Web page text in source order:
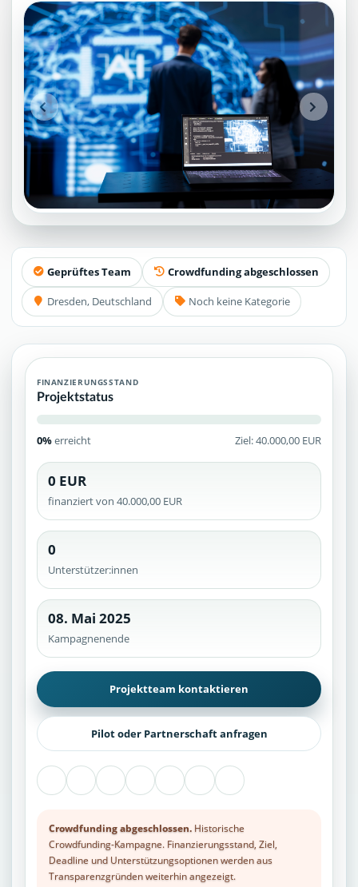
Projektteam: SupraTix GmbH.
Historischer Finanzierungsstand: 0 EUR von 40.000,00 EUR.
Unterstützer:innen: 0. Erreicht: 0 Prozent.
Historisch veröffentlichte Unterstützungsoptionen: 4.
Öffentliche FAQ-Einträge: 9.
Aktiver Seitenabschnitt: faq.
Qualitätssicherung: Kanonische URL, Robots-Angaben,
Geprüftes Team Crowdfunding abgeschlossen
Dresden, Deutschland Noch keine Kategorie
FINANZIERUNGSSTAND
Projektstatus
0%erreicht Ziel: 40.000,00 EUR
0 EUR
finanziert von 40.000,00 EUR
0
Unterstützer:innen
08. Mai 2025
Kampagnenende
Projektteam kontaktieren
Pilot oder Partnerschaft anfragen
Crowdfunding abgeschlossen.Historische
Crowdfunding-Kampagne. Finanzierungsstand, Ziel,
Deadline und Unterstützungsoptionen werden aus
Transparenzgründen weiterhin angezeigt.